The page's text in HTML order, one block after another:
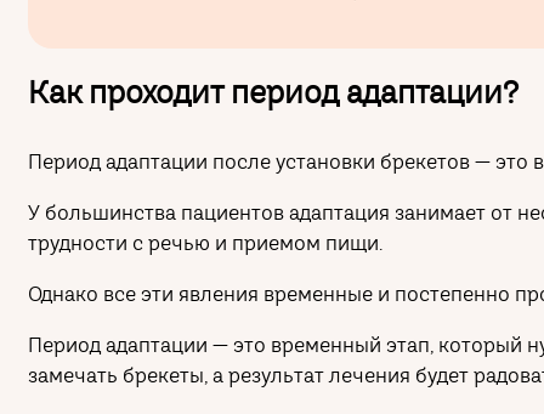
Как проходит период адаптации?
Период адаптации после установки брекетов —
У большинства пациентов адаптация занимает от
трудности с речью и приемом пищи.
Однако все эти явления временные и постепенно
Период адаптации — это временный этап, который
замечать брекеты, а результат лечения будет